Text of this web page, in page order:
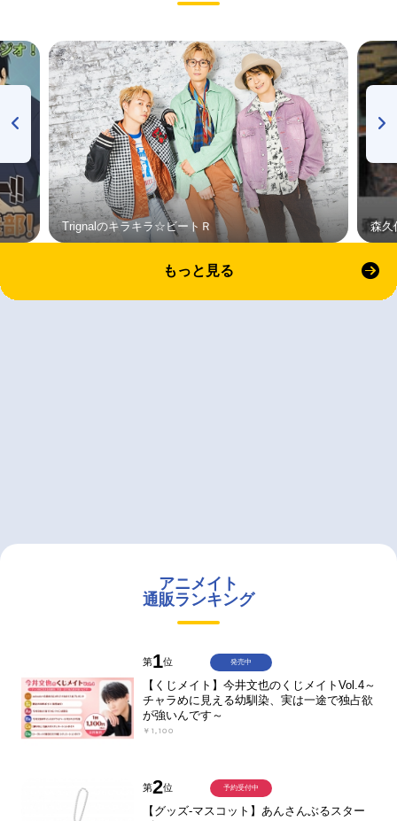
Trignalのキラキラ☆ビートＲ 森久
もっと見る
アニメイト
通販ランキング
第1位
【くじメイト】今井文也のくじメイトVol.4～
チャラめに見える幼馴染、実は一途で独占欲
が強いんです～
￥1,100
発売中
第2位
【グッズ-マスコット】あんさんぶるスター
予約受付中